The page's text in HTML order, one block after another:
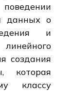
данных о
и
создания
которая
классу